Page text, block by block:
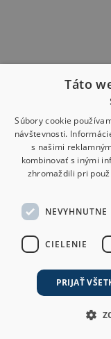
Táto
Súbory cookie
návštevnosti.
s našimi
kombinovať s inými
zhromaždili pri
NEVYHNUTNE
CIELENIE
PRIJAŤ